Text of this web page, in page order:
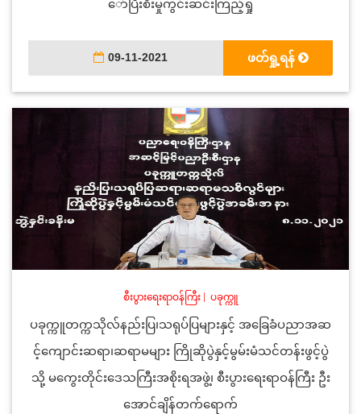
ော်ပြီးစီးမှုကွင်းဆင်းကြည့်ရှု
09-11-2021 ဖတ်ရှု့ရန်
စီးပွားရေးရာဝန်ကြီး| ပခုက္ကူ
ပခုက္ကူတက္ကသိုလ်နည်းပြ၊သရုပ်ပြများနှင့် အခြေခံပညာအဆ
င့်ကျောင်းဆရာ၊ဆရာမများ ကြိုဆိုပွဲနှင့်မွမ်းမံသင်တန်းဖွင့်ပွဲ
သို့ မကွေးတိုင်းဒေသကြီးအစိုးရအဖွဲ့၊ စီးပွားရေးရာဝန်ကြီး ဦး
အောင်ချိန်တက်‌ရောက်